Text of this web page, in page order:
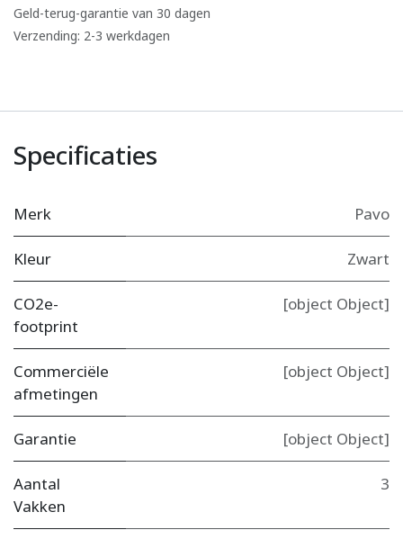
Geld-terug-garantie van 30 dagen
Verzending: 2-3 werkdagen
Specificaties
Merk Pavo
Kleur Zwart
CO2e-
footprint
[object Object]
Commerciële
afmetingen
[object Object]
Garantie [object Object]
Aantal
Vakken
3